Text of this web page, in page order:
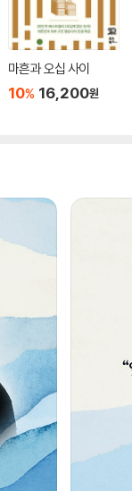
마흔과 오십 사이
10% 16,200원